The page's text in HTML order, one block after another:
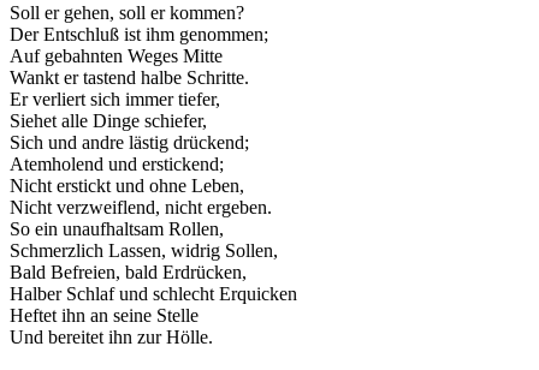
Soll er gehen, soll er kommen?
Der Entschluß ist ihm genommen;
Auf gebahnten Weges Mitte
Wankt er tastend halbe Schritte.
Er verliert sich immer tiefer,
Siehet alle Dinge schiefer,
Sich und andre lästig drückend;
Atemholend und erstickend;
Nicht erstickt und ohne Leben,
Nicht verzweiflend, nicht ergeben.
So ein unaufhaltsam Rollen,
Schmerzlich Lassen, widrig Sollen,
Bald Befreien, bald Erdrücken,
Halber Schlaf und schlecht Erquicken
Heftet ihn an seine Stelle
Und bereitet ihn zur Hölle.